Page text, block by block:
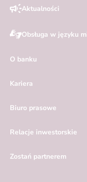
Aktualności
Obsługa w języku
O banku
Kariera
Biuro prasowe
Relacje inwestorskie
Zostań partnerem